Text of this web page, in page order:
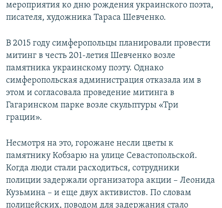
мероприятия ко дню рождения украинского поэта,
писателя, художника Тараса Шевченко.
В 2015 году симферопольцы планировали провести
митинг в честь 201-летия Шевченко возле
памятника украинскому поэту. Однако
симферопольская администрация отказала им в
этом и согласовала проведение митинга в
Гагаринском парке возле скульптуры «Три
грации».
Несмотря на это, горожане несли цветы к
памятнику Кобзарю на улице Севастопольской.
Когда люди стали расходиться, сотрудники
полиции задержали организатора акции – Леонида
Кузьмина – и еще двух активистов. По словам
полицейских, поводом для задержания стало